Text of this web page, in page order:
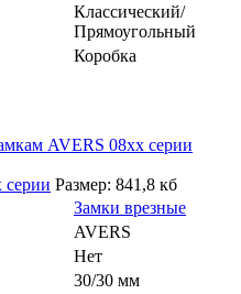
Классический/
Прямоугольный
Коробка
AVERS 08xx серии
серии Размер: 841,8 кб
Замки врезные
AVERS
Нет
30/30 мм